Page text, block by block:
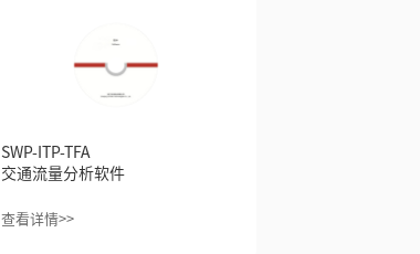
SWP-ITP-TFA
交通流量分析软件
查看详情>>